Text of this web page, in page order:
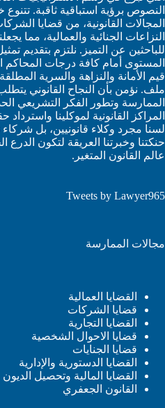
النصوص برؤية استباقية ثاقبة.
المجالات القانونية، من قضايا
النزاعات الجنائية والعمالية، مما
للباحثين عن التميز. نلتزم بتقديم
المستوى أمام كافة درجات المحاكم
قيم الأمانة والنزاهة والسرية
ملف. نؤمن بأن النجاح القانوني
الممارسة وتطور الفكر التشريعي
المراكز القانونية لموكلينا
لسنا مجرد وكلاء قانونيين، بل
حنكتنا وخبرتنا العريقة لتكون
عالم القانون المتغير.
Tweets by Lawyer965
مجالات الممارسة
القضايا العمالية
قضايا الشركات
القضايا التجارية
قضايا الاحوال الشخصية
قضايا الجنايات
القضايا الدستورية والإدارية
القضايا المالية وتحصيل الديون
القانون الجعفري